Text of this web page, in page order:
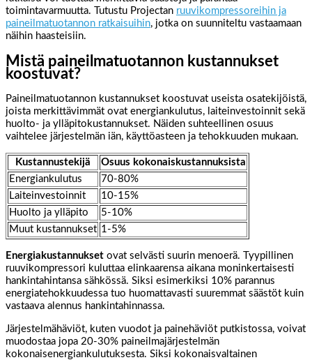
toimintavarmuutta. Tutustu Projectan ruuvikompressoreihin ja
paineilmatuotannon ratkaisuihin, jotka on suunniteltu vastaamaan
näihin haasteisiin.
Mistä paineilmatuotannon kustannukset
koostuvat?
Paineilmatuotannon kustannukset koostuvat useista osatekijöistä,
joista merkittävimmät ovat energiankulutus, laiteinvestoinnit sekä
huolto- ja ylläpitokustannukset. Näiden suhteellinen osuus
vaihtelee järjestelmän iän, käyttöasteen ja tehokkuuden mukaan.
Kustannustekijä
Osuus kokonaiskustannuksista
Energiankulutus
70-80%
Laiteinvestoinnit
10-15%
Huolto ja ylläpito
5-10%
Muut kustannukset 1-5%
Energiakustannukset ovat selvästi suurin menoerä. Tyypillinen
ruuvikompressori kuluttaa elinkaarensa aikana moninkertaisesti
hankintahintansa sähkössä. Siksi esimerkiksi 10% parannus
energiatehokkuudessa tuo huomattavasti suuremmat säästöt kuin
vastaava alennus hankintahinnassa.
Järjestelmähäviöt, kuten vuodot ja painehäviöt putkistossa, voivat
muodostaa jopa 20-30% paineilmajärjestelmän
kokonaisenergiankulutuksesta. Siksi kokonaisvaltainen